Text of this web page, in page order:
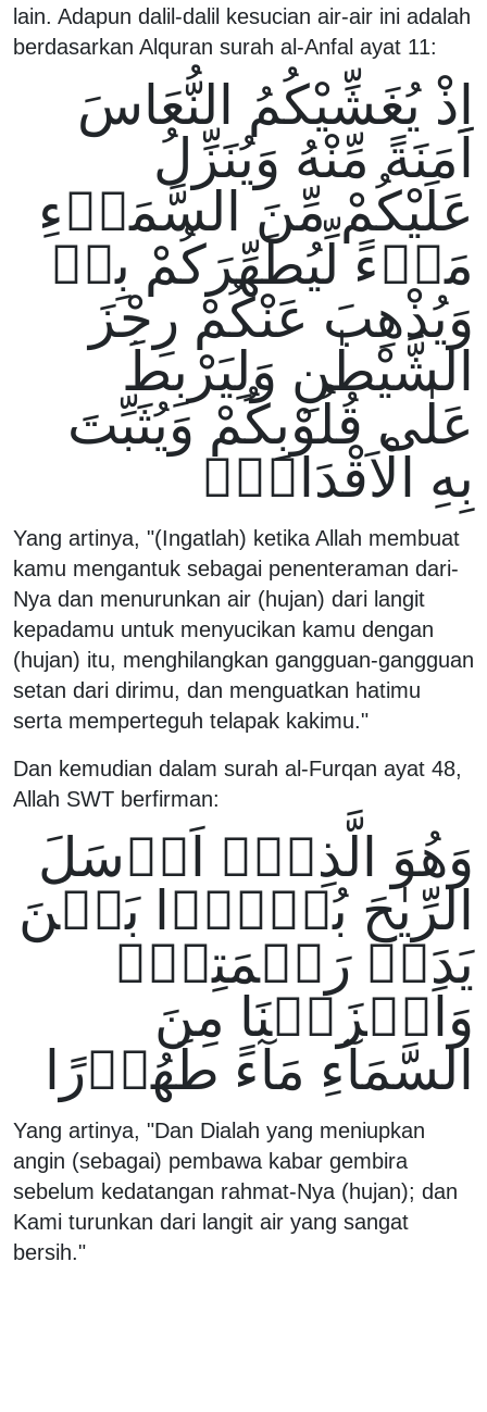
lain. Adapun dalil-dalil kesucian air-air ini adalah
berdasarkan Alquran surah al-Anfal ayat 11:
اِذْ يُغَشِّيْكُمُ النُّعَاسَ
اَمَنَةً مِّنْهُ وَيُنَزِّلُ
عَلَيْكُمْ مِّنَ السَّمَاۤءِ
مَاۤءً لِّيُطَهِّرَكُمْ بِهٖ
وَيُذْهِبَ عَنْكُمْ رِجْزَ
الشَّيْطٰنِ وَلِيَرْبِطَ
عَلٰى قُلُوْبِكُمْ وَيُثَبِّتَ
بِهِ الْاَقْدَامَۗ
Yang artinya, "(Ingatlah) ketika Allah membuat
kamu mengantuk sebagai penenteraman dari-
Nya dan menurunkan air (hujan) dari langit
kepadamu untuk menyucikan kamu dengan
(hujan) itu, menghilangkan gangguan-gangguan
setan dari dirimu, dan menguatkan hatimu
serta memperteguh telapak kakimu."
Dan kemudian dalam surah al-Furqan ayat 48,
Allah SWT berfirman:
وَهُوَ الَّذِىۡۤ اَرۡسَلَ
الرِّيٰحَ بُشۡرًۢا بَيۡنَ
يَدَىۡ رَحۡمَتِهٖ‌ۚ
وَاَنۡزَلۡنَا مِنَ
السَّمَآءِ مَآءً طَهُوۡرًا
Yang artinya, "Dan Dialah yang meniupkan
angin (sebagai) pembawa kabar gembira
sebelum kedatangan rahmat-Nya (hujan); dan
Kami turunkan dari langit air yang sangat
bersih."